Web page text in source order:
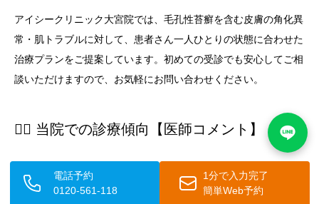
アイシークリニック大宮院では、毛孔性苔癬を含む皮膚の角化異
常・肌トラブルに対して、患者さん一人ひとりの状態に合わせた
治療プランをご提案しています。初めての受診でも安心してご相
談いただけますので、お気軽にお問い合わせください。
👨‍⚕️ 当院での診療傾向【医師コメント】
高桑康太 医師（当院治療責任者）より
電話予約
0120-561-118
1分で入力完了
簡単Web予約